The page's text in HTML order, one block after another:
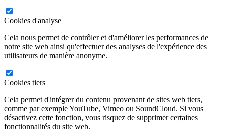
Cookies d'analyse
Cela nous permet de contrôler et d'améliorer les performances de
notre site web ainsi qu'effectuer des analyses de l'expérience des
utilisateurs de manière anonyme.
Cookies tiers
Cela permet d'intégrer du contenu provenant de sites web tiers,
comme par exemple YouTube, Vimeo ou SoundCloud. Si vous
désactivez cette fonction, vous risquez de supprimer certaines
fonctionnalités du site web.